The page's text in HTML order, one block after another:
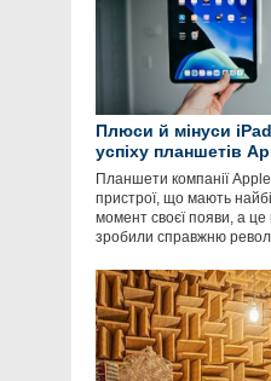
Плюси й мінуси
успіху планшетів
Планшети компанії
пристрої, що мають
момент своєї появи, а це
зробили справжню